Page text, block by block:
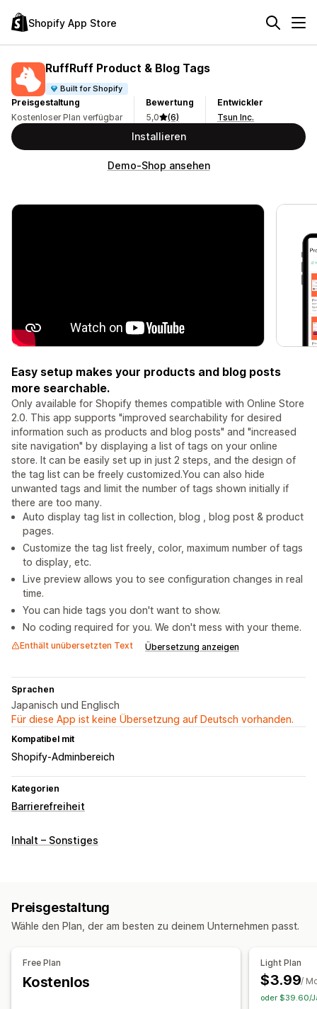
Shopify App Store
RuffRuff Product & Blog Tags
Built for Shopify
Preisgestaltung
Kostenloser Plan verfügbar
Bewertung
5,0
(6)
Entwickler
Tsun Inc.
Installieren
Demo-Shop ansehen
Easy setup makes your products and blog posts
more searchable.
Only available for Shopify themes compatible with Online Store
2.0. This app supports "improved searchability for desired
information such as products and blog posts" and "increased
site navigation" by displaying a list of tags on your online
store. It can be easily set up in just 2 steps, and the design of
the tag list can be freely customized.You can also hide
unwanted tags and limit the number of tags shown initially if
there are too many.
Auto display tag list in collection, blog , blog post & product
pages.
Customize the tag list freely, color, maximum number of tags
to display, etc.
Live preview allows you to see configuration changes in real
time.
You can hide tags you don't want to show.
No coding required for you. We don't mess with your theme.
Enthält unübersetzten Text Übersetzung anzeigen
Sprachen
Japanisch und Englisch
Für diese App ist keine Übersetzung auf Deutsch vorhanden.
Kompatibel mit
Shopify-Adminbereich
Kategorien
Barrierefreiheit
Inhalt – Sonstiges
Preisgestaltung
Wähle den Plan, der am besten zu deinem Unternehmen passt.
Free Plan
Kostenlos
Light Plan
$3.99/
oder $39.60/